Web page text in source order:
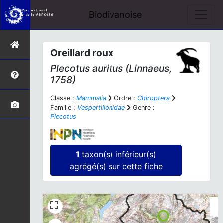
Biodivanoise
Oreillard roux
Plecotus auritus (Linnaeus,
1758)
Classe : Mammalia Ordre : Chiroptera
Famille : Vespertilionidae
Genre :
Plecotus
1taxon(s) inférieur(s)
agrégé(s) sur cette fiche